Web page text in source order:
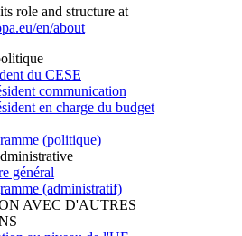
role and structure at
en/about
du CESE
communication
en charge du budget
(politique)
général
(administratif)
AVEC D'AUTRES